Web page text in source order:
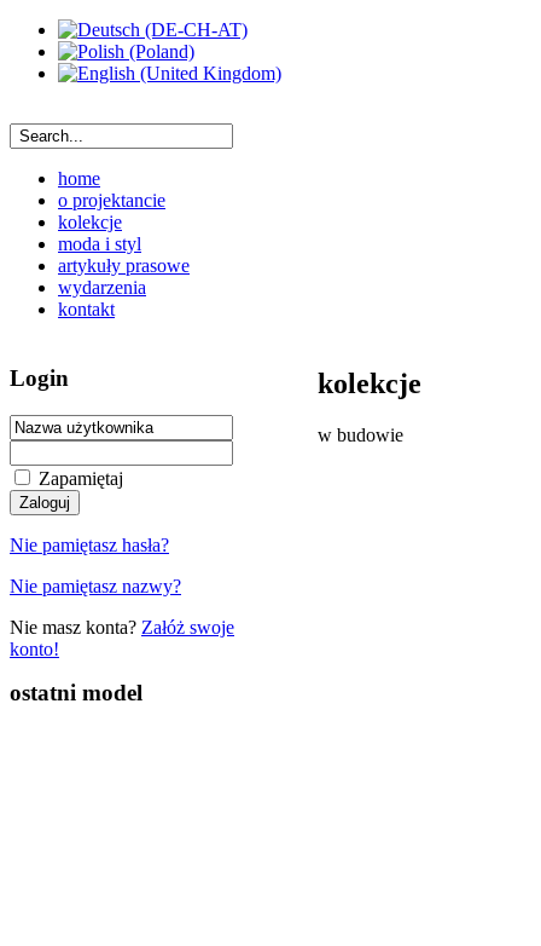
home
o projektancie
kolekcje
moda i styl
artykuły prasowe
wydarzenia
kontakt
kolekcje
w budowie
Login
Zapamiętaj
Nie pamiętasz hasła?
Nie pamiętasz nazwy?
Nie masz konta? Załóż swoje
konto!
ostatni model